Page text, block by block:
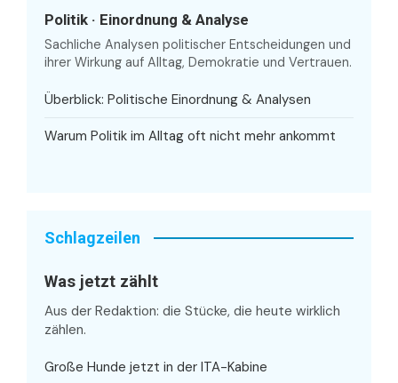
Politik · Einordnung & Analyse
Sachliche Analysen politischer Entscheidungen und
ihrer Wirkung auf Alltag, Demokratie und Vertrauen.
Überblick: Politische Einordnung & Analysen
Warum Politik im Alltag oft nicht mehr ankommt
Schlagzeilen
Was jetzt zählt
Aus der Redaktion: die Stücke, die heute wirklich
zählen.
Große Hunde jetzt in der ITA-Kabine